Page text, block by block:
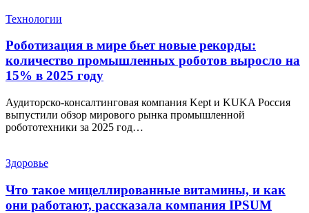
Технологии
Роботизация в мире бьет новые рекорды:
количество промышленных роботов выросло на
15% в 2025 году
Аудиторско-консалтинговая компания Kept и KUKA Россия
выпустили обзор мирового рынка промышленной
робототехники за 2025 год…
Здоровье
Что такое мицеллированные витамины, и как
они работают, рассказала компания IPSUM